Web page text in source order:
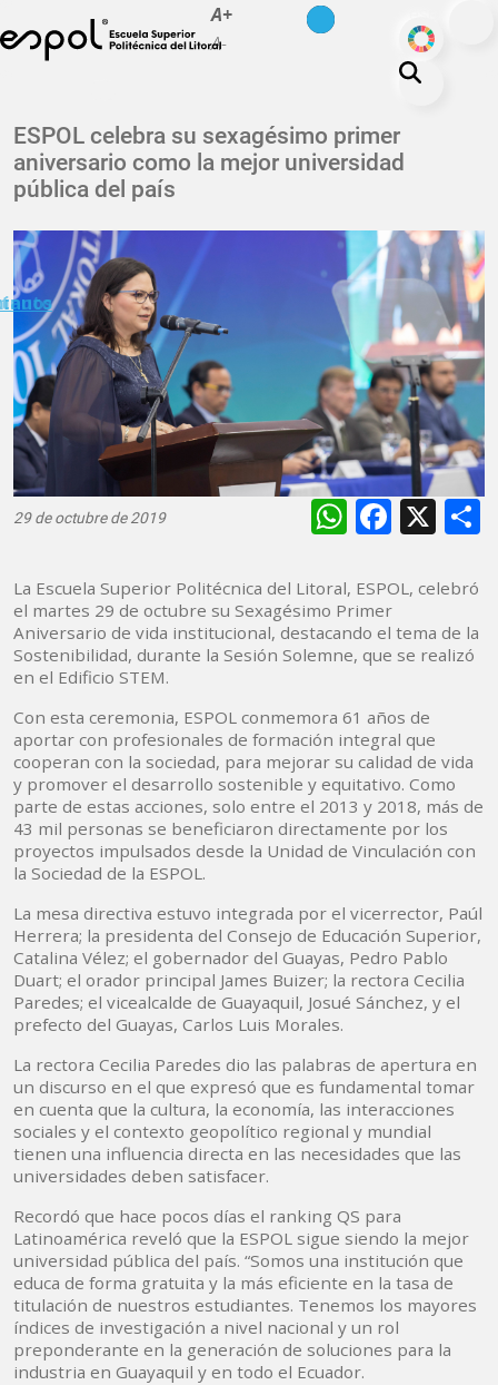
Pasar al contenido principal
A+
A-
ODS
La ESPOL
Educación
Vida politécnica
Investigación
Nuestra Huella
Transparencia
ESPOL celebra su sexagésimo primer
aniversario como la mejor universidad
pública del país
29 de octubre de 2019 X
La Escuela Superior Politécnica del Litoral, ESPOL, celebró
el martes 29 de octubre su Sexagésimo Primer
Aniversario de vida institucional, destacando el tema de la
Sostenibilidad, durante la Sesión Solemne, que se realizó
en el Edificio STEM.
Con esta ceremonia, ESPOL conmemora 61 años de
aportar con profesionales de formación integral que
cooperan con la sociedad, para mejorar su calidad de vida
y promover el desarrollo sostenible y equitativo. Como
parte de estas acciones, solo entre el 2013 y 2018, más de
43 mil personas se beneficiaron directamente por los
proyectos impulsados desde la Unidad de Vinculación con
la Sociedad de la ESPOL.
La mesa directiva estuvo integrada por el vicerrector, Paúl
Herrera; la presidenta del Consejo de Educación Superior,
Catalina Vélez; el gobernador del Guayas, Pedro Pablo
Duart; el orador principal James Buizer; la rectora Cecilia
Paredes; el vicealcalde de Guayaquil, Josué Sánchez, y el
prefecto del Guayas, Carlos Luis Morales.
La rectora Cecilia Paredes dio las palabras de apertura en
un discurso en el que expresó que es fundamental tomar
en cuenta que la cultura, la economía, las interacciones
sociales y el contexto geopolítico regional y mundial
tienen una influencia directa en las necesidades que las
universidades deben satisfacer.
Recordó que hace pocos días el ranking QS para
Latinoamérica reveló que la ESPOL sigue siendo la mejor
universidad pública del país. “Somos una institución que
educa de forma gratuita y la más eficiente en la tasa de
titulación de nuestros estudiantes. Tenemos los mayores
índices de investigación a nivel nacional y un rol
preponderante en la generación de soluciones para la
industria en Guayaquil y en todo el Ecuador.